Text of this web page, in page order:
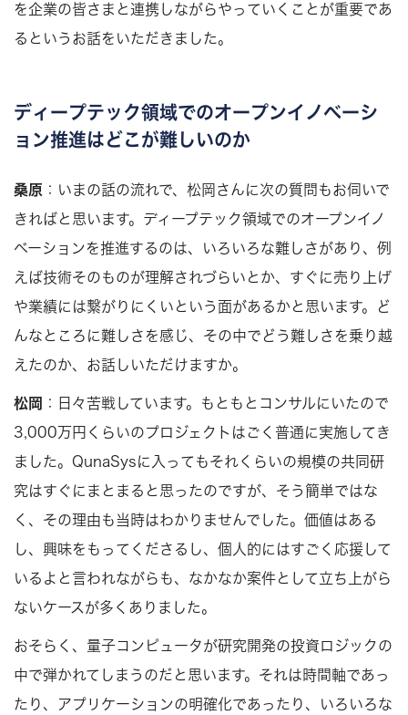
を企業の皆さまと連携しながらやっていくことが重要であ
るというお話をいただきました。
ディープテック領域でのオープンイノベーシ
ョン推進はどこが難しいのか
桑原 ：いまの話の流れで、松岡さんに次の質問もお伺いで
きればと思います。ディープテック領域でのオープンイノ
ベーションを推進するのは、いろいろな難しさがあり、例
えば技術そのものが理解されづらいとか、すぐに売り上げ
や業績には繋がりにくいという面があるかと思います。ど
んなところに難しさを感じ、その中でどう難しさを乗り越
えたのか、お話しいただけますか。
松岡
：日々苦戦しています。もともとコンサルにいたので
3,000万円くらいのプロジェクトはごく普通に実施してき
ました。QunaSysに入ってもそれくらいの規模の共同研
究はすぐにまとまると思ったのですが、そう簡単ではな
く、その理由も当時はわかりませんでした。価値はある
し、興味をもってくださるし、個人的にはすごく応援して
いるよと言われながらも、なかなか案件として立ち上がら
ないケースが多くありました。
おそらく、量子コンピュータが研究開発の投資ロジックの
中で弾かれてしまうのだと思います。それは時間軸であっ
たり、アプリケーションの明確化であったり、いろいろな